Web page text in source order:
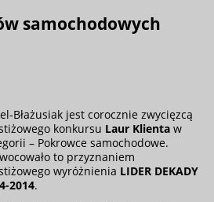
samochodowych
Błażusiak jest corocznie zwycięzcą
konkursu Laur Klienta w
– Pokrowce samochodowe.
to przyznaniem
wyróżnienia LIDER DEKADY
2014.